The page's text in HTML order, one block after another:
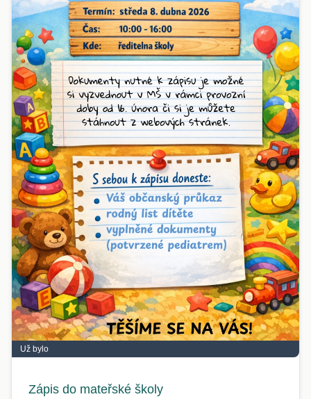
Už bylo
Zápis do mateřské školy